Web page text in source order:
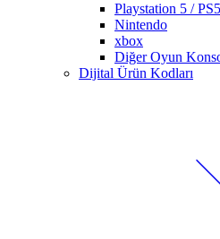
Playstation 5 / PS5
Nintendo
xbox
Diğer Oyun
Dijital Ürün Kodları